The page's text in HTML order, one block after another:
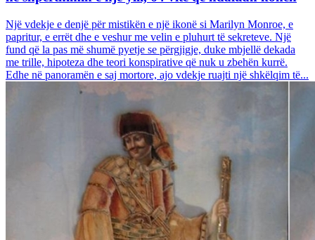
Një vdekje e denjë për mistikën e një ikonë si Marilyn Monroe, e
papritur, e errët dhe e veshur me velin e pluhurt të sekreteve. Një
fund që la pas më shumë pyetje se përgjigje, duke mbjellë dekada
me trille, hipoteza dhe teori konspirative që nuk u zbehën kurrë.
Edhe në panoramën e saj mortore, ajo vdekje ruajti një shkëlqim të...